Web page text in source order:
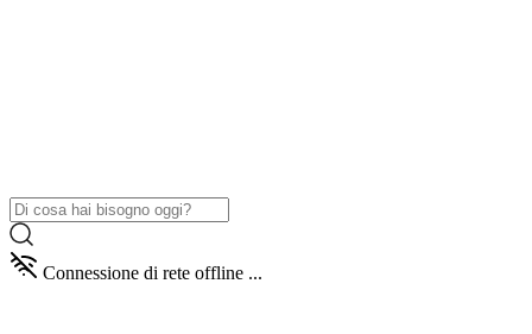
Connessione di rete offline ...